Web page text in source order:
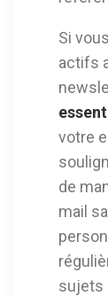
Si
actifs
votre
de
mail
sujets